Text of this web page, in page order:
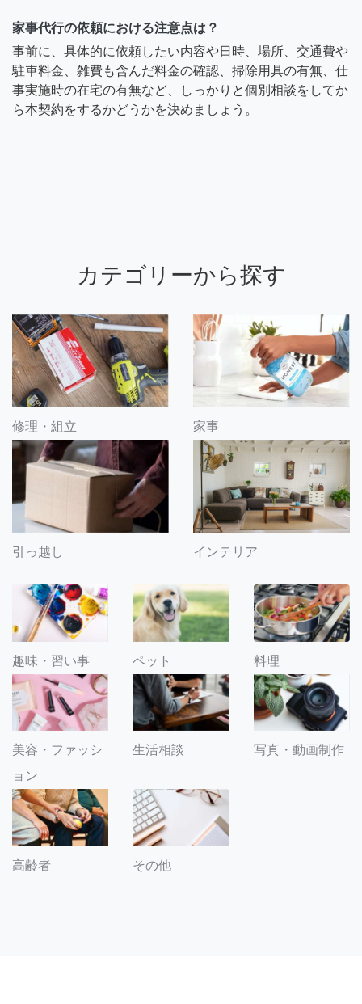
家事代行の依頼における注意点は？
事前に、具体的に依頼したい内容や日時、場所、交通費や
駐車料金、雑費も含んだ料金の確認、掃除用具の有無、仕
事実施時の在宅の有無など、しっかりと個別相談をしてか
ら本契約をするかどうかを決めましょう。
カテゴリーから探す
修理・組立 家事
引っ越し インテリア
趣味・習い事 ペット 料理
美容・ファッシ
ョン
生活相談 写真・動画制作
高齢者 その他